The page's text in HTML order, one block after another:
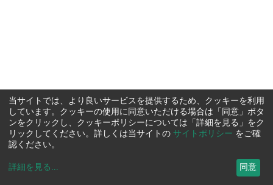
当サイトでは、より良いサービスを提供するため、クッキーを利用
しています。クッキーの使用に同意いただける場合は「同意」ボタ
ンをクリックし、クッキーポリシーについては「詳細を見る」をク
リックしてください。詳しくは当サイトの サイトポリシー をご確
認ください。
詳細を見る ... 同意